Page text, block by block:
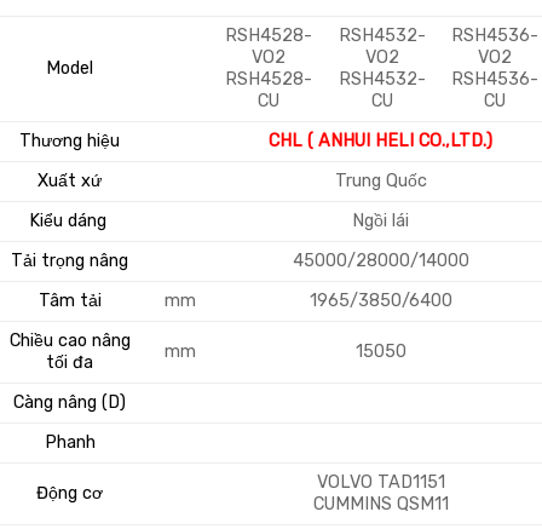
Model
RSH4528-
VO2
RSH4528-
CU
RSH4532-
VO2
RSH4532-
CU
RSH4536-
VO2
RSH4536-
CU
Thương hiệu
CHL ( ANHUI HELI CO.,LTD.)
Xuất xứ
Trung Quốc
Kiểu dáng
Ngồi lái
Tải trọng nâng
45000/28000/14000
Tâm tải
mm
1965/3850/6400
Chiều cao nâng
tối đa
mm 15050
Càng nâng (D)
Phanh
Động cơ
VOLVO TAD1151
CUMMINS QSM11